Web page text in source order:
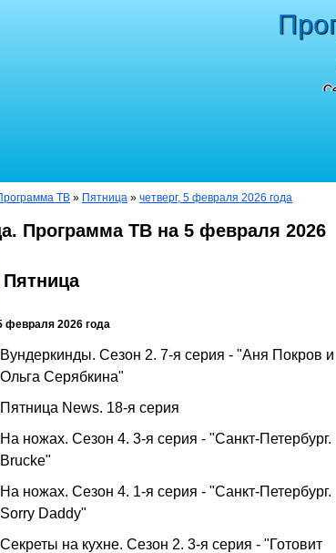
ТВ » Пятница » четверг, 5 февраля 2026 года
Программа ТВ на 5 февраля 2026
Пятница
февраля 2026 года
Вундеркинды. Сезон 2. 7-я серия - "Аня Покров и
Ольга Серябкина"
Пятница News. 18-я серия
На ножах. Сезон 4. 3-я серия - "Санкт-Петербург.
Brucke"
На ножах. Сезон 4. 1-я серия - "Санкт-Петербург.
Sorry Daddy"
Секреты на кухне. Сезон 2. 3-я серия - "Готовит